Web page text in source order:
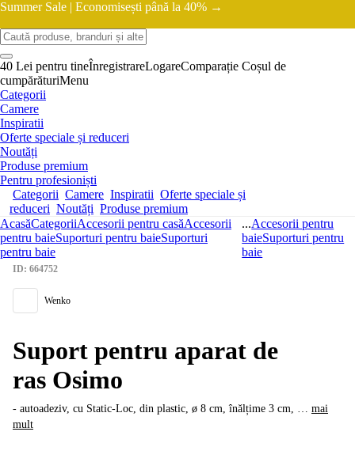
Summer Sale | Economisești până la 40% →
40 Lei pentru tineÎnregistrareLogareComparație Coșul de
cumpărăturiMenu
Categorii
Camere
Inspiratii
Oferte speciale și reduceri
Noutăți
Produse premium
Pentru profesioniști
Categorii Camere Inspiratii Oferte speciale și
reduceri Noutăți Produse premium
AcasăCategoriiAccesorii pentru casăAccesorii
pentru baieSuporturi pentru baieSuporturi
pentru baie
...Accesorii pentru
baieSuporturi pentru
baie
ID: 664752
Wenko
Suport pentru aparat de
ras Osimo
- autoadeziv, cu Static-Loc, din plastic, ø 8 cm, înălțime 3 cm, … mai
mult